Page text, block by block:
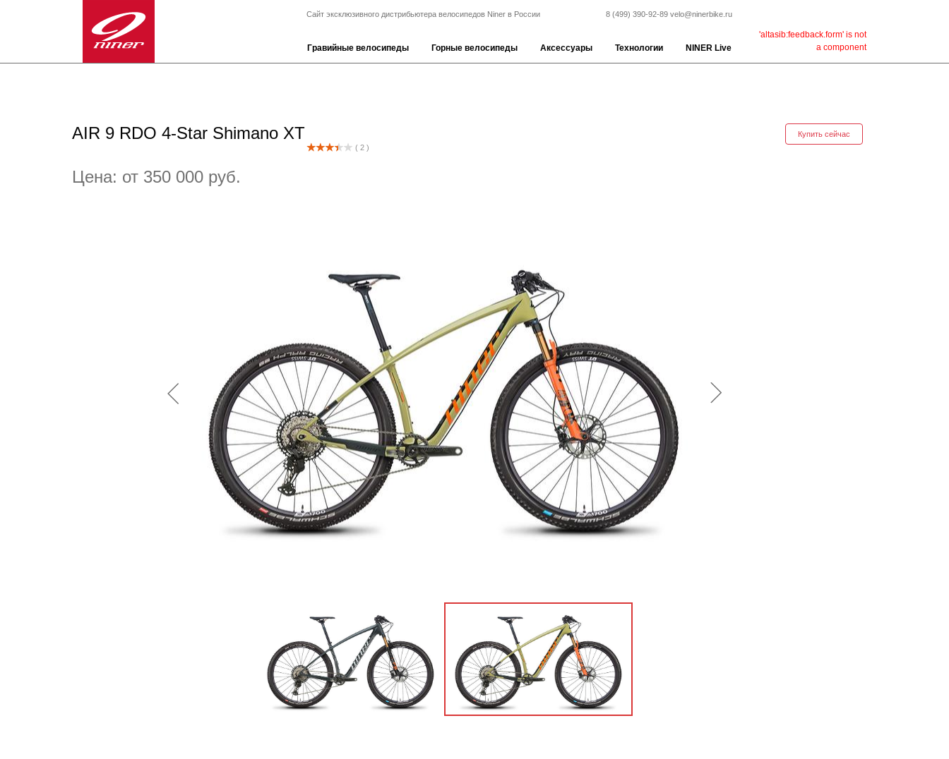
Сайт эксклюзивного дистрибьютера велосипедов Niner в России 8 (499) 390-92-89 velo@ninerbike.ru
Гравийные велосипеды Горные велосипеды Аксессуары Технологии NINER Live
'altasib:feedback.form' is not
a component
Купить сейчас
AIR 9 RDO 4-Star Shimano XT
( 2 )
Цена: от 350 000 руб.